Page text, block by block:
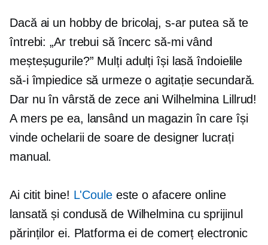
Dacă ai un hobby de bricolaj, s-ar putea să te
întrebi: „Ar trebui să încerc să-mi vând
meșteșugurile?” Mulți adulți își lasă îndoielile
să-i împiedice să urmeze o agitație secundară.
Dar nuîn vârstă de zece ani Wilhelmina Lillrud!
A mers pe ea, lansând un magazin în care își
vinde ochelarii de soare de designer lucrați
manual.
Ai citit bine! L'Couleeste o afacere online
lansată și condusă de Wilhelmina cu sprijinul
părinților ei. Platforma ei de comerț electronic